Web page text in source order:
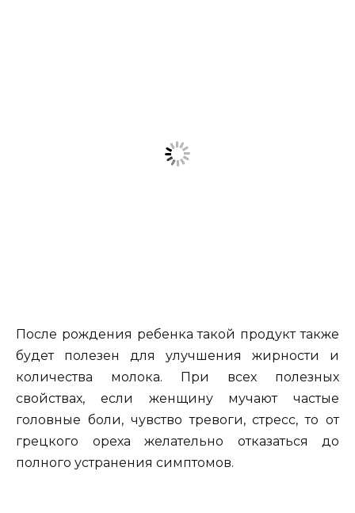
После рождения ребенка такой продукт также
будет полезен для улучшения жирности и
количества молока. При всех полезных
свойствах, если женщину мучают частые
головные боли, чувство тревоги, стресс, то от
грецкого ореха желательно отказаться до
полного устранения симптомов.